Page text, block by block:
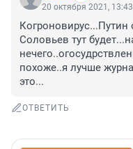
20 октября 2021, 13:43
Соловьев тут
похоже..я лучше
это...
ОТВЕТИТЬ